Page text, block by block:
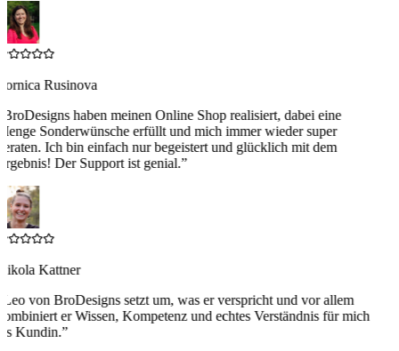
Rusinova
BroDesigns haben meinen Online Shop realisiert, dabei eine
Sonderwünsche erfüllt und mich immer wieder super
Ich bin einfach nur begeistert und glücklich mit dem
Der Support ist genial.”
Kattner
Leo von BroDesigns setzt um, was er verspricht und vor allem
er Wissen, Kompetenz und echtes Verständnis für mich
Kundin.”